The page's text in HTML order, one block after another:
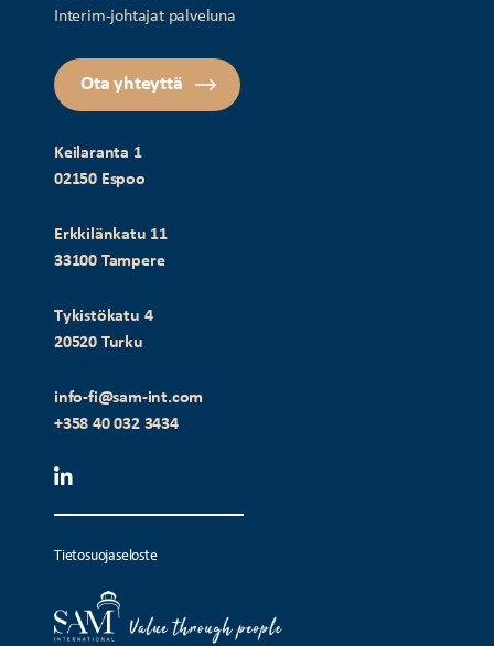
Keilaranta 1
02150 Espoo
Erkkilänkatu 11
33100 Tampere
Tykistökatu 4
20520 Turku
info-fi@sam-int.com
+358 40 032 3434
Interim-johtajat palveluna
Ota yhteyttä
Tietosuojaseloste